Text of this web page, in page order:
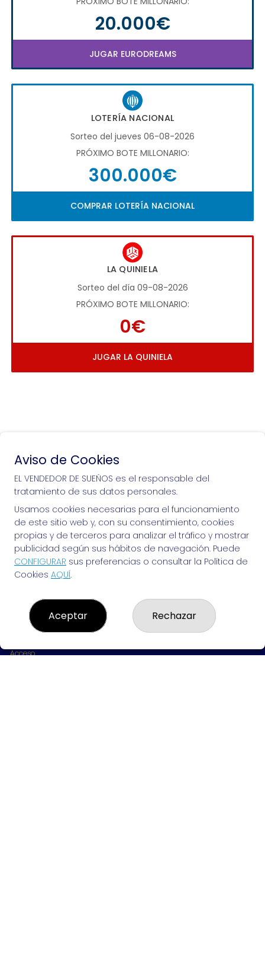
20.000€
JUGAR EURODREAMS
LOTERÍA NACIONAL
Sorteo del jueves 06-08-2026
PRÓXIMO BOTE MILLONARIO:
300.000€
COMPRAR LOTERÍA NACIONAL
LA QUINIELA
Sorteo del día 09-08-2026
PRÓXIMO BOTE MILLONARIO:
0€
JUGAR LA QUINIELA
Si puedes soñarlo, puedes hacerlo, ¡mucha
suerte!
EL VENDEDOR DE SUEÑOS
¿Quiénes somos?
Resultados
Contacto
Empresas
Acceso
Aviso de Cookies
EL VENDEDOR DE SUEÑOS es el responsable del
tratamiento de sus datos personales.
Usamos cookies necesarias para el funcionamiento
de este sitio web y, con su consentimiento, cookies
propias y de terceros para analizar el tráfico y mostrar
publicidad según sus hábitos de navegación. Puede
CONFIGURAR sus preferencias o consultar la Política de
Cookies AQUÍ.
Aceptar Rechazar